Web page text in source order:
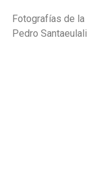
Fotografías de
Pedro